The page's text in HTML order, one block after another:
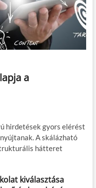
a
hirdetések gyors elérést
A skálázható
hátteret
kiválasztása